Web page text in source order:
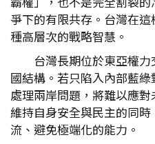
爭下的有限共存。台灣在
種高層次的戰略智慧。
台灣長期位於東亞權
國結構。若只陷入內部藍
處理兩岸問題，將難以應
維持自身安全與民主的同
流、避免極端化的能力。